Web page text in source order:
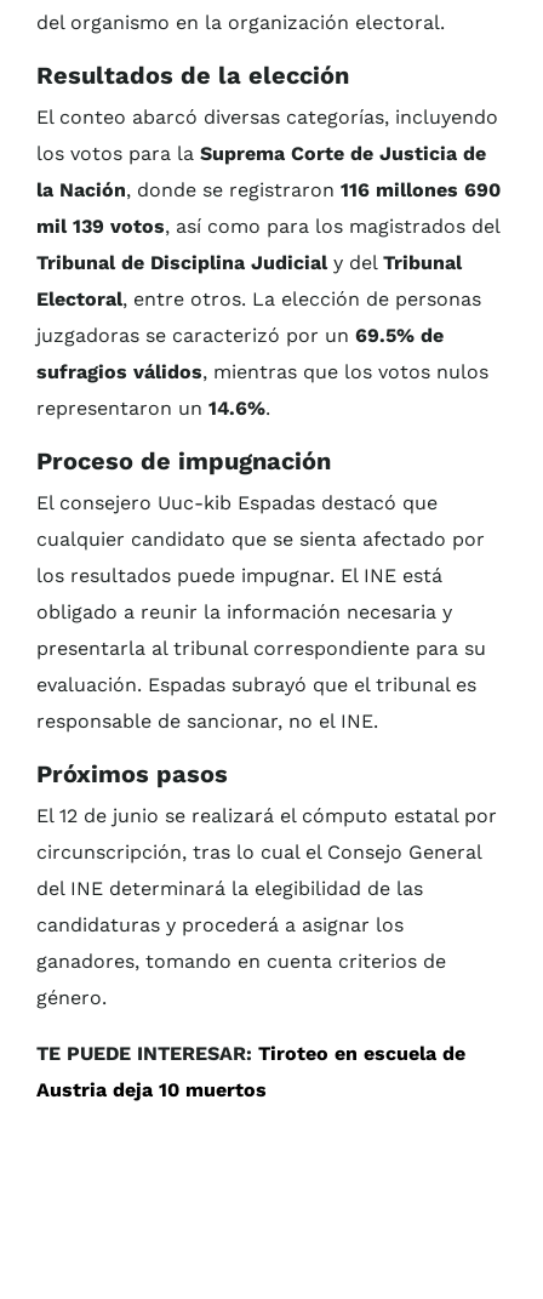
del organismo en la organización electoral.
Resultados de la elección
El conteo abarcó diversas categorías, incluyendo
los votos para la Suprema Corte de Justicia de
la Nación, donde se registraron 116 millones 690
mil 139 votos, así como para los magistrados del
Tribunal de Disciplina Judicialy del Tribunal
Electoral, entre otros. La elección de personas
juzgadoras se caracterizó por un 69.5% de
sufragios válidos, mientras que los votos nulos
representaron un 14.6%.
Proceso de impugnación
El consejero Uuc-kib Espadas destacó que
cualquier candidato que se sienta afectado por
los resultados puede impugnar. El INE está
obligado a reunir la información necesaria y
presentarla al tribunal correspondiente para su
evaluación. Espadas subrayó que el tribunal es
responsable de sancionar, no el INE.
Próximos pasos
El 12 de junio se realizará el cómputo estatal por
circunscripción, tras lo cual el Consejo General
del INE determinará la elegibilidad de las
candidaturas y procederá a asignar los
ganadores, tomando en cuenta criterios de
género.
TE PUEDE INTERESAR: Tiroteo en escuela de
Austria deja 10 muertos